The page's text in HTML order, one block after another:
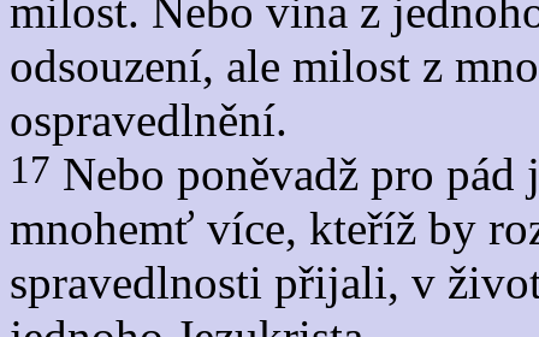
milost. Nebo vina z
odsouzení, ale milost z
ospravedlnění.
17 Nebo poněvadž pro
mnohemť více, kteříž by
spravedlnosti přijali, v